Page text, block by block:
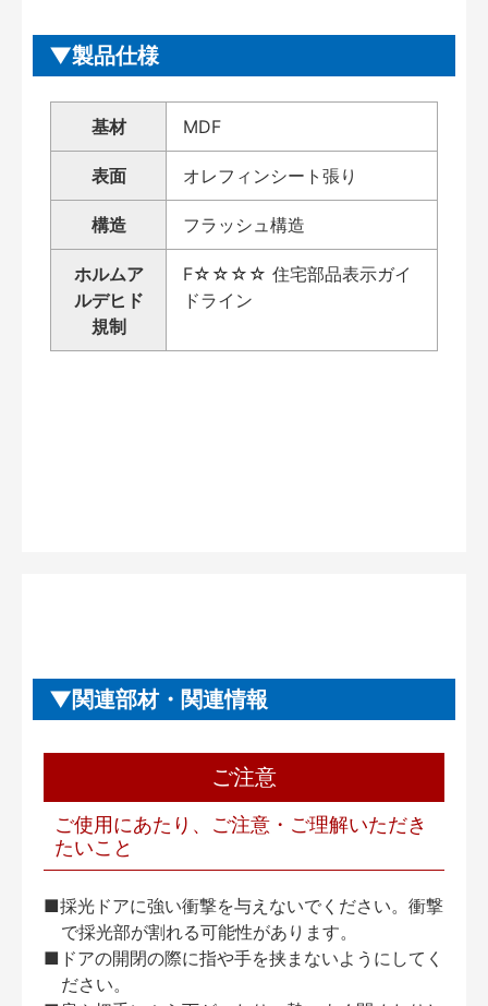
製品仕様
基材 MDF
表面 オレフィンシート張り
構造 フラッシュ構造
ホルムア
ルデヒド
規制
F☆☆☆☆ 住宅部品表示ガイ
ドライン
関連部材・関連情報
ご注意
ご使用にあたり、ご注意・ご理解いただき
たいこと
■採光ドアに強い衝撃を与えないでください。衝撃
で採光部が割れる可能性があります。
■ドアの開閉の際に指や手を挟まないようにしてく
ださい。